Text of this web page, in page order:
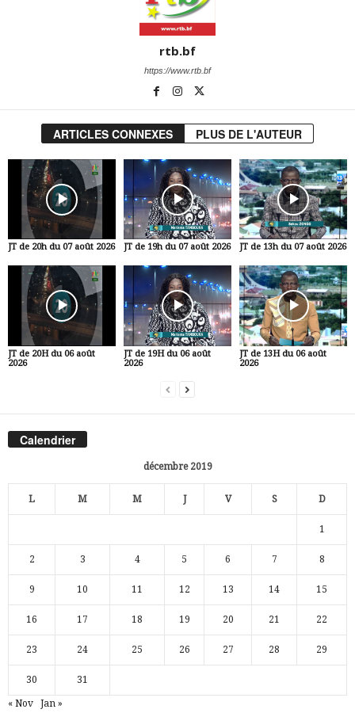
rtb.bf
https://www.rtb.bf
ARTICLES CONNEXES PLUS DE L'AUTEUR
JT de 20h du 07 août 2026 JT de 19h du 07 août 2026 JT de 13h du 07 août 2026
JT de 20H du 06 août
2026
JT de 19H du 06 août
2026
JT de 13H du 06 août
2026
Calendrier
décembre 2019
L M M J V S D
1
2 3 4 5 6 7 8
9 10 11 12 13 14 15
16 17 18 19 20 21 22
23 24 25 26 27 28 29
30 31
« Nov Jan »